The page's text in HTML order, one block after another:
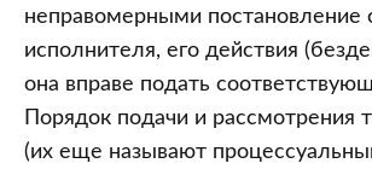
постановления,
действия
(бездействия)
судебного
исполнителя
неправомерными постановление
исполнителя, его действия
она вправе подать
Порядок подачи и рассмотрения
(их еще называют